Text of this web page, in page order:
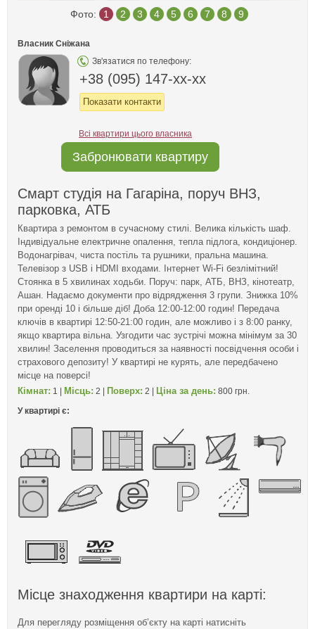
Фото: 1 2 3 4 5 6 7 8 9
Власник Сніжана
Зв'язатися по телефону:
+38 (095) 147-xx-xx
Показати контакти
Всі квартири цього власника
Забронювати квартиру
Смарт студія на Гагаріна, поруч ВНЗ,
парковка, АТБ
Квартира з ремонтом в сучасному стилі. Велика кількість шаф.
Індивідуальне електричне опалення, тепла підлога, кондиціонер.
Водонагрівач, чиста постіль та рушники, пральна машина.
Телевізор з USB і HDMI входами. Інтернет Wi-Fi безлімітний!
Стоянка в 5 хвилинах ходьби. Поруч: парк, АТБ, ВНЗ, кінотеатр,
Ашан. Надаємо документи про відрядження 3 групи. Знижка 10%
при оренді 10 і більше діб! Доба 12:00-12:00 годин! Передача
ключів в квартирі 12:50-21:00 годин, але можливо і з 8:00 ранку,
якщо квартира вільна. Узгодити час зустрічі можна мінімум за 30
хвилин! Заселення проводиться за наявності посвідчення особи і
страхового депозиту! У квартирі не курять, але передбачено
місце на поверсі!
Кімнат: 1 | Місць: 2 | Поверх: 2 | Ціна за день: 800 грн.
У квартирі є:
Місце знаходження квартири на карті:
Для перегляду розміщення об’єкту на карті натисніть